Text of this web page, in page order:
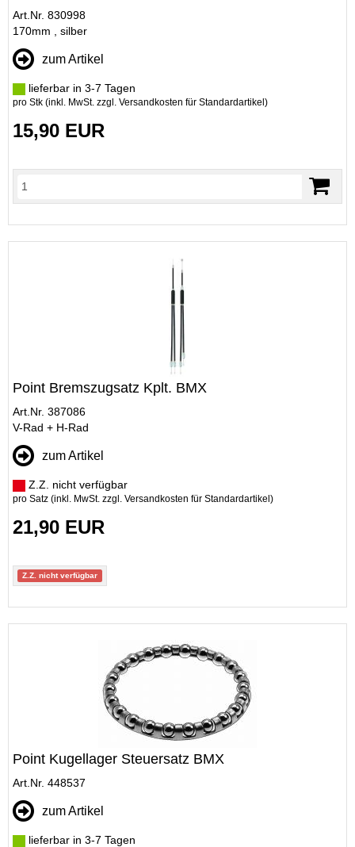
Art.Nr. 830998
170mm , silber
zum Artikel
lieferbar in 3-7 Tagen
pro Stk (inkl. MwSt. zzgl. Versandkosten für Standardartikel )
15,90 EUR
Point Bremszugsatz Kplt. BMX
Art.Nr. 387086
V-Rad + H-Rad
zum Artikel
Z.Z. nicht verfügbar
pro Satz (inkl. MwSt. zzgl. Versandkosten für Standardartikel )
21,90 EUR
Z.Z. nicht verfügbar
Point Kugellager Steuersatz BMX
Art.Nr. 448537
zum Artikel
lieferbar in 3-7 Tagen